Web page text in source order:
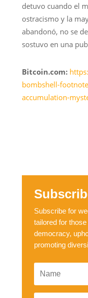
detuvo cuando el
ostracismo y la
abandonó, no se
sostuvo en una
Bitcoin.com:
bombshell-
accumulation-
Subscribe for
tailored for
democracy,
promoting